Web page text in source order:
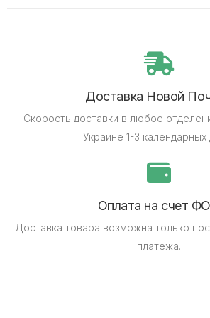
Доставка Новой
Скорость доставки в любое
Украине 1-3 календарных
Оплата на счет
Доставка товара возможна только
платежа.